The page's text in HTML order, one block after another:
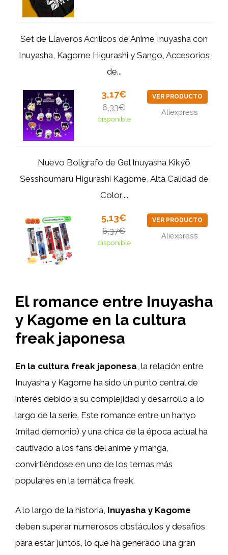
Set de Llaveros Acrílicos de Anime Inuyasha con
Inuyasha, Kagome Higurashi y Sango, Accesorios
de...
3,17€
6,33€
disponible
VER PRODUCTO
Aliexpress
Nuevo Bolígrafo de Gel Inuyasha Kikyō
Sesshoumaru Higurashi Kagome, Alta Calidad de
Color,...
5,13€
6,37€
disponible
VER PRODUCTO
Aliexpress
El romance entre Inuyasha
y Kagome en la cultura
freak japonesa
En la cultura freak japonesa, la relación entre
Inuyasha y Kagome ha sido un punto central de
interés debido a su complejidad y desarrollo a lo
largo de la serie. Este romance entre un hanyo
(mitad demonio) y una chica de la época actual ha
cautivado a los fans del anime y manga,
convirtiéndose en uno de los temas más
populares en la temática freak.
A lo largo de la historia, Inuyasha y Kagome
deben superar numerosos obstáculos y desafíos
para estar juntos, lo que ha generado una gran